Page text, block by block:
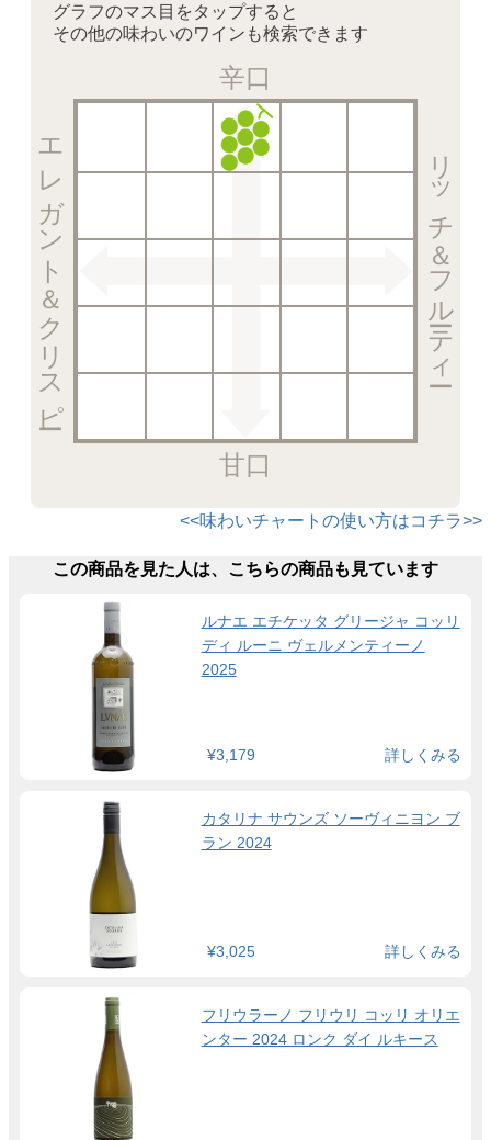
グラフのマス目をタップすると
その他の味わいのワインも検索できます
辛口
リッチ＆フルーティー
甘口
エレガント＆クリスピー
<<味わいチャートの使い方はコチラ>>
この商品を見た人は、こちらの商品も見ています
ルナエ エチケッタ グリージャ コッリ
ディ ルーニ ヴェルメンティーノ
2025
¥3,179 詳しくみる
カタリナ サウンズ ソーヴィニヨン ブ
ラン 2024
¥3,025 詳しくみる
フリウラーノ フリウリ コッリ オリエ
ンター 2024 ロンク ダイ ルキース